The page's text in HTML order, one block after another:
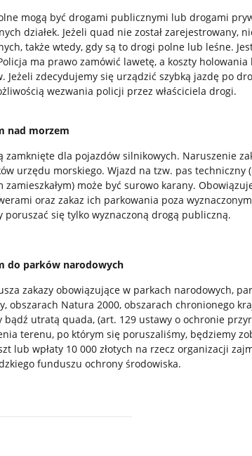
mogą być drogami publicznymi lub drogami
działek. Jeżeli quad nie został zarejestrowany,
także wtedy, gdy są to drogi polne lub leśne.
ma prawo zamówić lawetę, a koszty
Jeżeli zdecydujemy się urządzić szybką jazdę po
wezwania policji przez właściciela drogi.
nad morzem
zamknięte dla pojazdów silnikowych. Naruszenie
urzędu morskiego. Wjazd na tzw. pas techniczny
zamieszkałym) może być surowo karany.
oraz zakaz ich parkowania poza
poruszać się tylko wyznaczoną drogą publiczną.
do parków narodowych
zakazy obowiązujące w parkach narodowych,
obszarach Natura 2000, obszarach chronionego
bądź utratą quada, (art. 129 ustawy o ochronie
terenu, po którym się poruszaliśmy, będziemy
lub wpłaty 10 000 złotych na rzecz organizacji
funduszu ochrony środowiska.